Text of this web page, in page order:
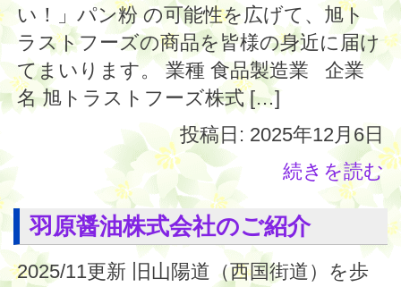
い！」パン粉 の可能性を広げて、旭ト
ラストフーズの商品を皆様の身近に届け
てまいります。 業種 食品製造業 企業
名 旭トラストフーズ株式 […]
投稿日: 2025年12月6日
続きを読む
羽原醤油株式会社のご紹介
2025/11更新 旧山陽道（西国街道）を歩